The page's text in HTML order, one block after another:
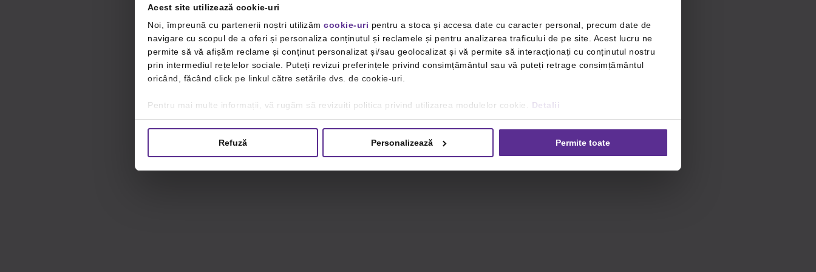
Acest site utilizează cookie-uri
Noi, împreună cu partenerii noștri utilizăm cookie-uri pentru a stoca și accesa date cu caracter personal, precum date de
navigare cu scopul de a oferi și personaliza conținutul și reclamele și pentru analizarea traficului de pe site. Acest lucru ne
permite să vă afișăm reclame și conținut personalizat și/sau geolocalizat și vă permite să interacționați cu conținutul nostru
prin intermediul rețelelor sociale. Puteți revizui preferințele privind consimțământul sau vă puteți retrage consimțământul
oricând, făcând click pe linkul către setările dvs. de cookie-uri.
Pentru mai multe informații, vă rugăm să revizuiți politica privind utilizarea modulelor cookie. Detalii
Refuză Personalizează Permite toate